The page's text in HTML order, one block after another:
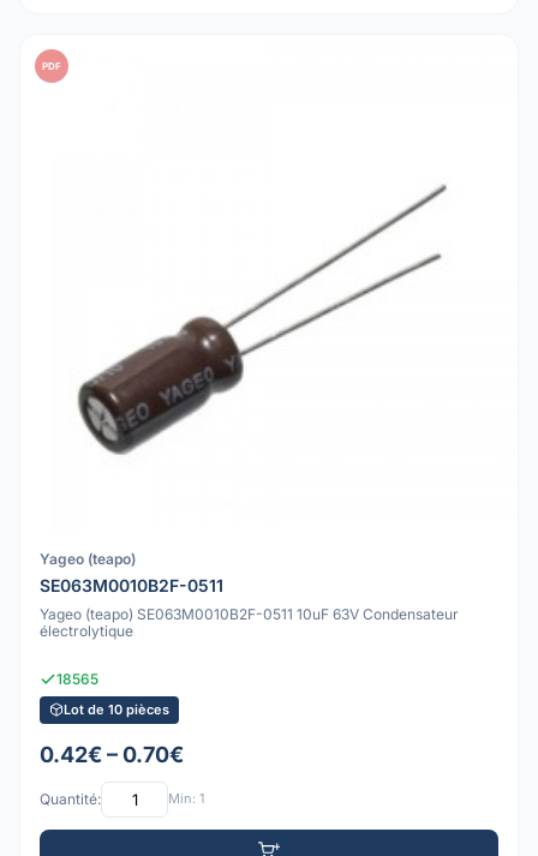
PDF
Yageo (teapo)
SE063M0010B2F-0511
Yageo (teapo) SE063M0010B2F-0511 10uF 63V Condensateur
électrolytique
18565
Lot de 10 pièces
0.42€ – 0.70€
Quantité: Min: 1